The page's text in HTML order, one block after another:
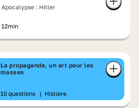
Apocalypse : Hitler
12min
La propagande, un art pour les
masses
10 questions | Histoire